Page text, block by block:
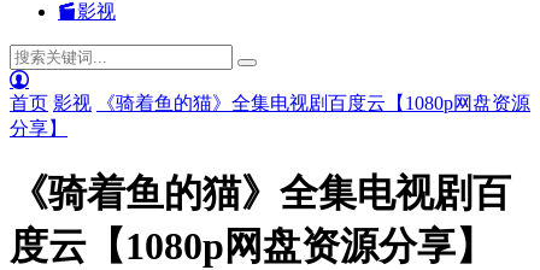
影视
首页 影视
《骑着鱼的猫》全集电视剧百度云【1080p网盘资源
分享】
《骑着鱼的猫》全集电视剧百
度云【1080p网盘资源分享】